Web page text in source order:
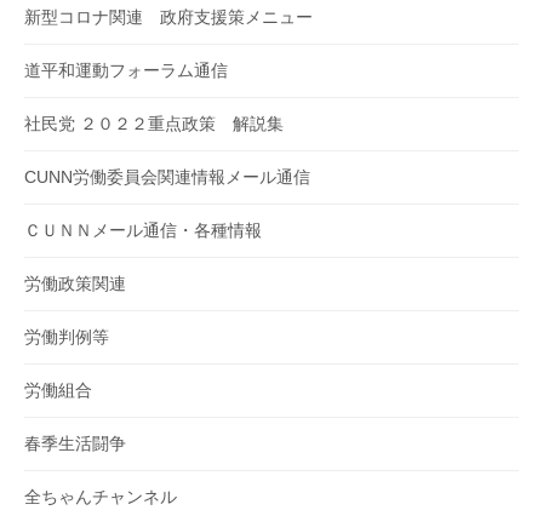
新型コロナ関連 政府支援策メニュー
道平和運動フォーラム通信
社民党 ２０２２重点政策 解説集
CUNN労働委員会関連情報メール通信
ＣＵＮＮメール通信・各種情報
労働政策関連
労働判例等
労働組合
春季生活闘争
全ちゃんチャンネル